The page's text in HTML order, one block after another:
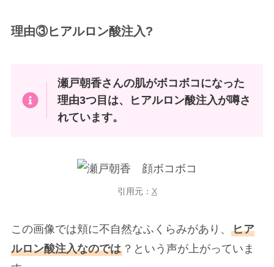
理由③ヒアルロン酸注入?
瀬戸朝香さんの肌がボコボコになった
理由3つ目は、ヒアルロン酸注入が噂さ
れています。
引用元： X
この画像では頬に不自然なふくらみがあり、 ヒア
ルロン酸注入なのでは？という声が上がっていま